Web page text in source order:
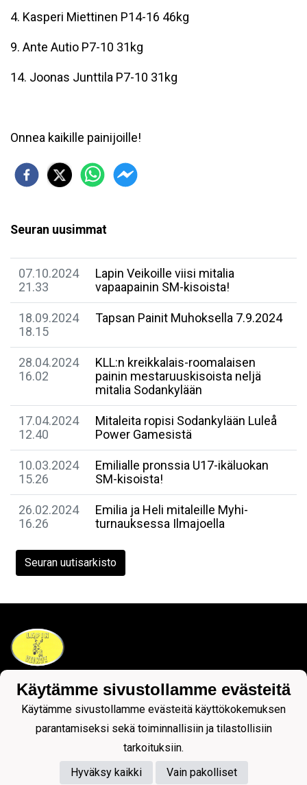
4. Kasperi Miettinen P14-16 46kg
9. Ante Autio P7-10 31kg
14. Joonas Junttila P7-10 31kg
Onnea kaikille painijoille!
Seuran uusimmat
07.10.2024
21.33
Lapin Veikoille viisi mitalia
vapaapainin SM-kisoista!
18.09.2024
18.15
Tapsan Painit Muhoksella 7.9.2024
28.04.2024
16.02
KLL:n kreikkalais-roomalaisen
painin mestaruuskisoista neljä
mitalia Sodankylään
17.04.2024
12.40
Mitaleita ropisi Sodankylään Luleå
Power Gamesistä
10.03.2024
15.26
Emilialle pronssia U17-ikäluokan
SM-kisoista!
26.02.2024
16.26
Emilia ja Heli mitaleille Myhi-
turnauksessa Ilmajoella
Seuran uutisarkisto
Tietosuojaseloste
Käytämme sivustollamme evästeitä
Käytämme sivustollamme evästeitä käyttökokemuksen
parantamiseksi sekä toiminnallisiin ja tilastollisiin
tarkoituksiin.
Hyväksy kaikki
Vain pakolliset